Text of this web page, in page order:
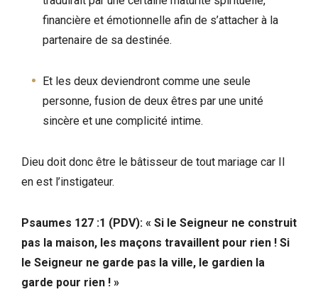
financière et émotionnelle afin de s’attacher à la
partenaire de sa destinée.
Et les deux deviendront comme une seule
personne, fusion de deux êtres par une unité
sincère et une complicité intime.
Dieu doit donc être le bâtisseur de tout mariage car Il
en est l’instigateur.
Psaumes 127 :1 (PDV): « Si le Seigneur ne construit
pas la maison, les maçons travaillent pour rien ! Si
le Seigneur ne garde pas la ville, le gardien la
garde pour rien ! »